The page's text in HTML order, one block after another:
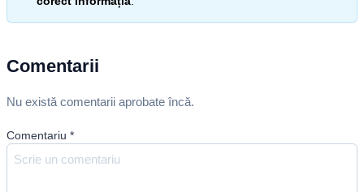
Comentarii
Nu există comentarii aprobate încă.
Comentariu *